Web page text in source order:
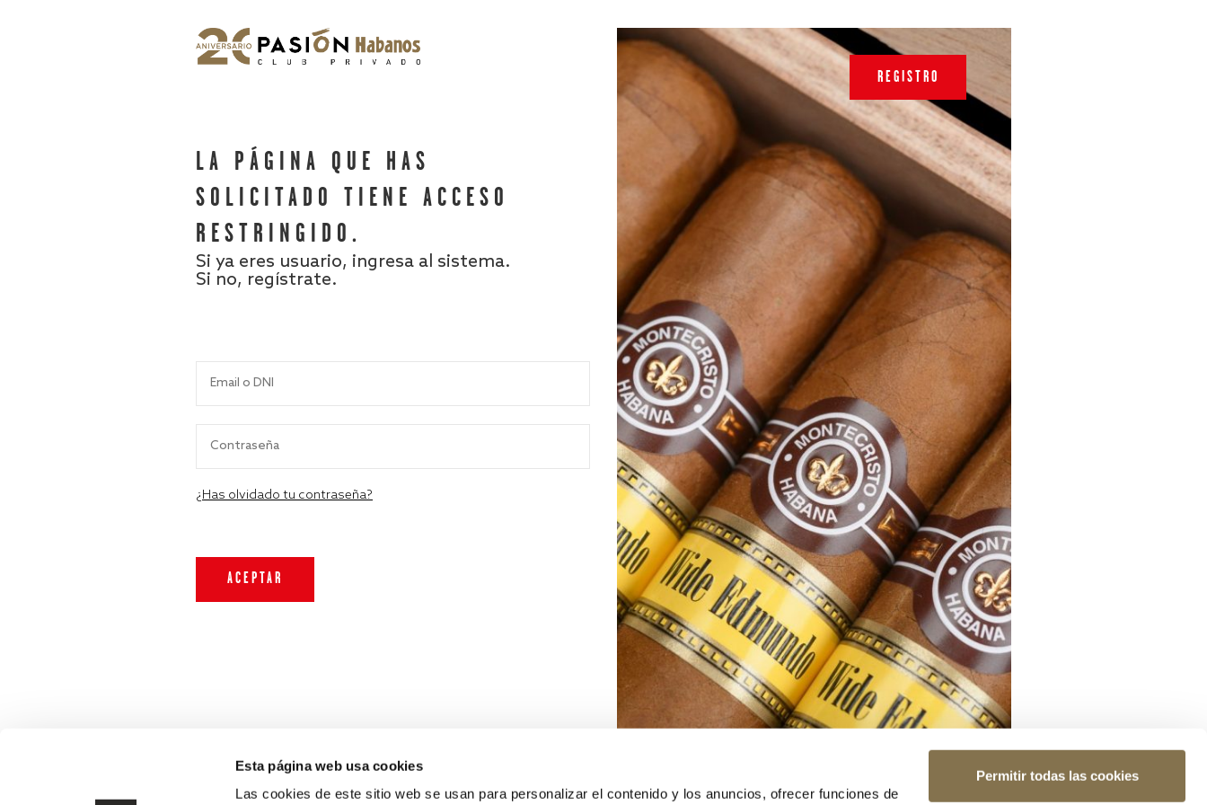
Esta página web usa cookies
Las cookies de este sitio web se usan para personalizar el contenido y los anuncios, ofrecer funciones de
Permitir todas las cookies
LA PÁGINA QUE HAS
SOLICITADO TIENE ACCESO
RESTRINGIDO.
Si ya eres usuario, ingresa al sistema.
Si no, regístrate.
¿Has olvidado tu contraseña?
REGISTRO